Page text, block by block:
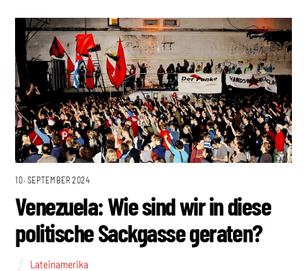
10. SEPTEMBER 2024
Venezuela: Wie sind wir in diese
politische Sackgasse geraten?
Lateinamerika